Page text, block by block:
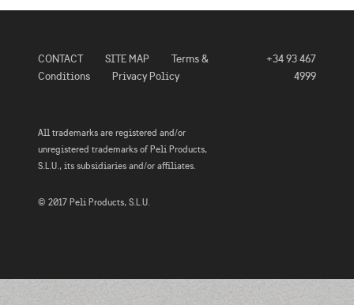
CONTACT SITE MAP
Terms &
Conditions
Privacy Policy
+34 93 467
4999
All trademarks are registered and/or
unregistered trademarks of Peli Products,
S.L.U., its subsidiaries and/or affiliates.
© 2017 Peli Products, S.L.U.